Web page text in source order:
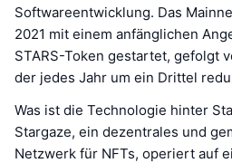
Softwareentwicklung. Das
2021 mit einem anfänglichen
STARS-Token gestartet, gefolgt
der jedes Jahr um ein Drittel
Was ist die Technologie hinter
Stargaze, ein dezentrales und
Netzwerk für NFTs, operiert auf